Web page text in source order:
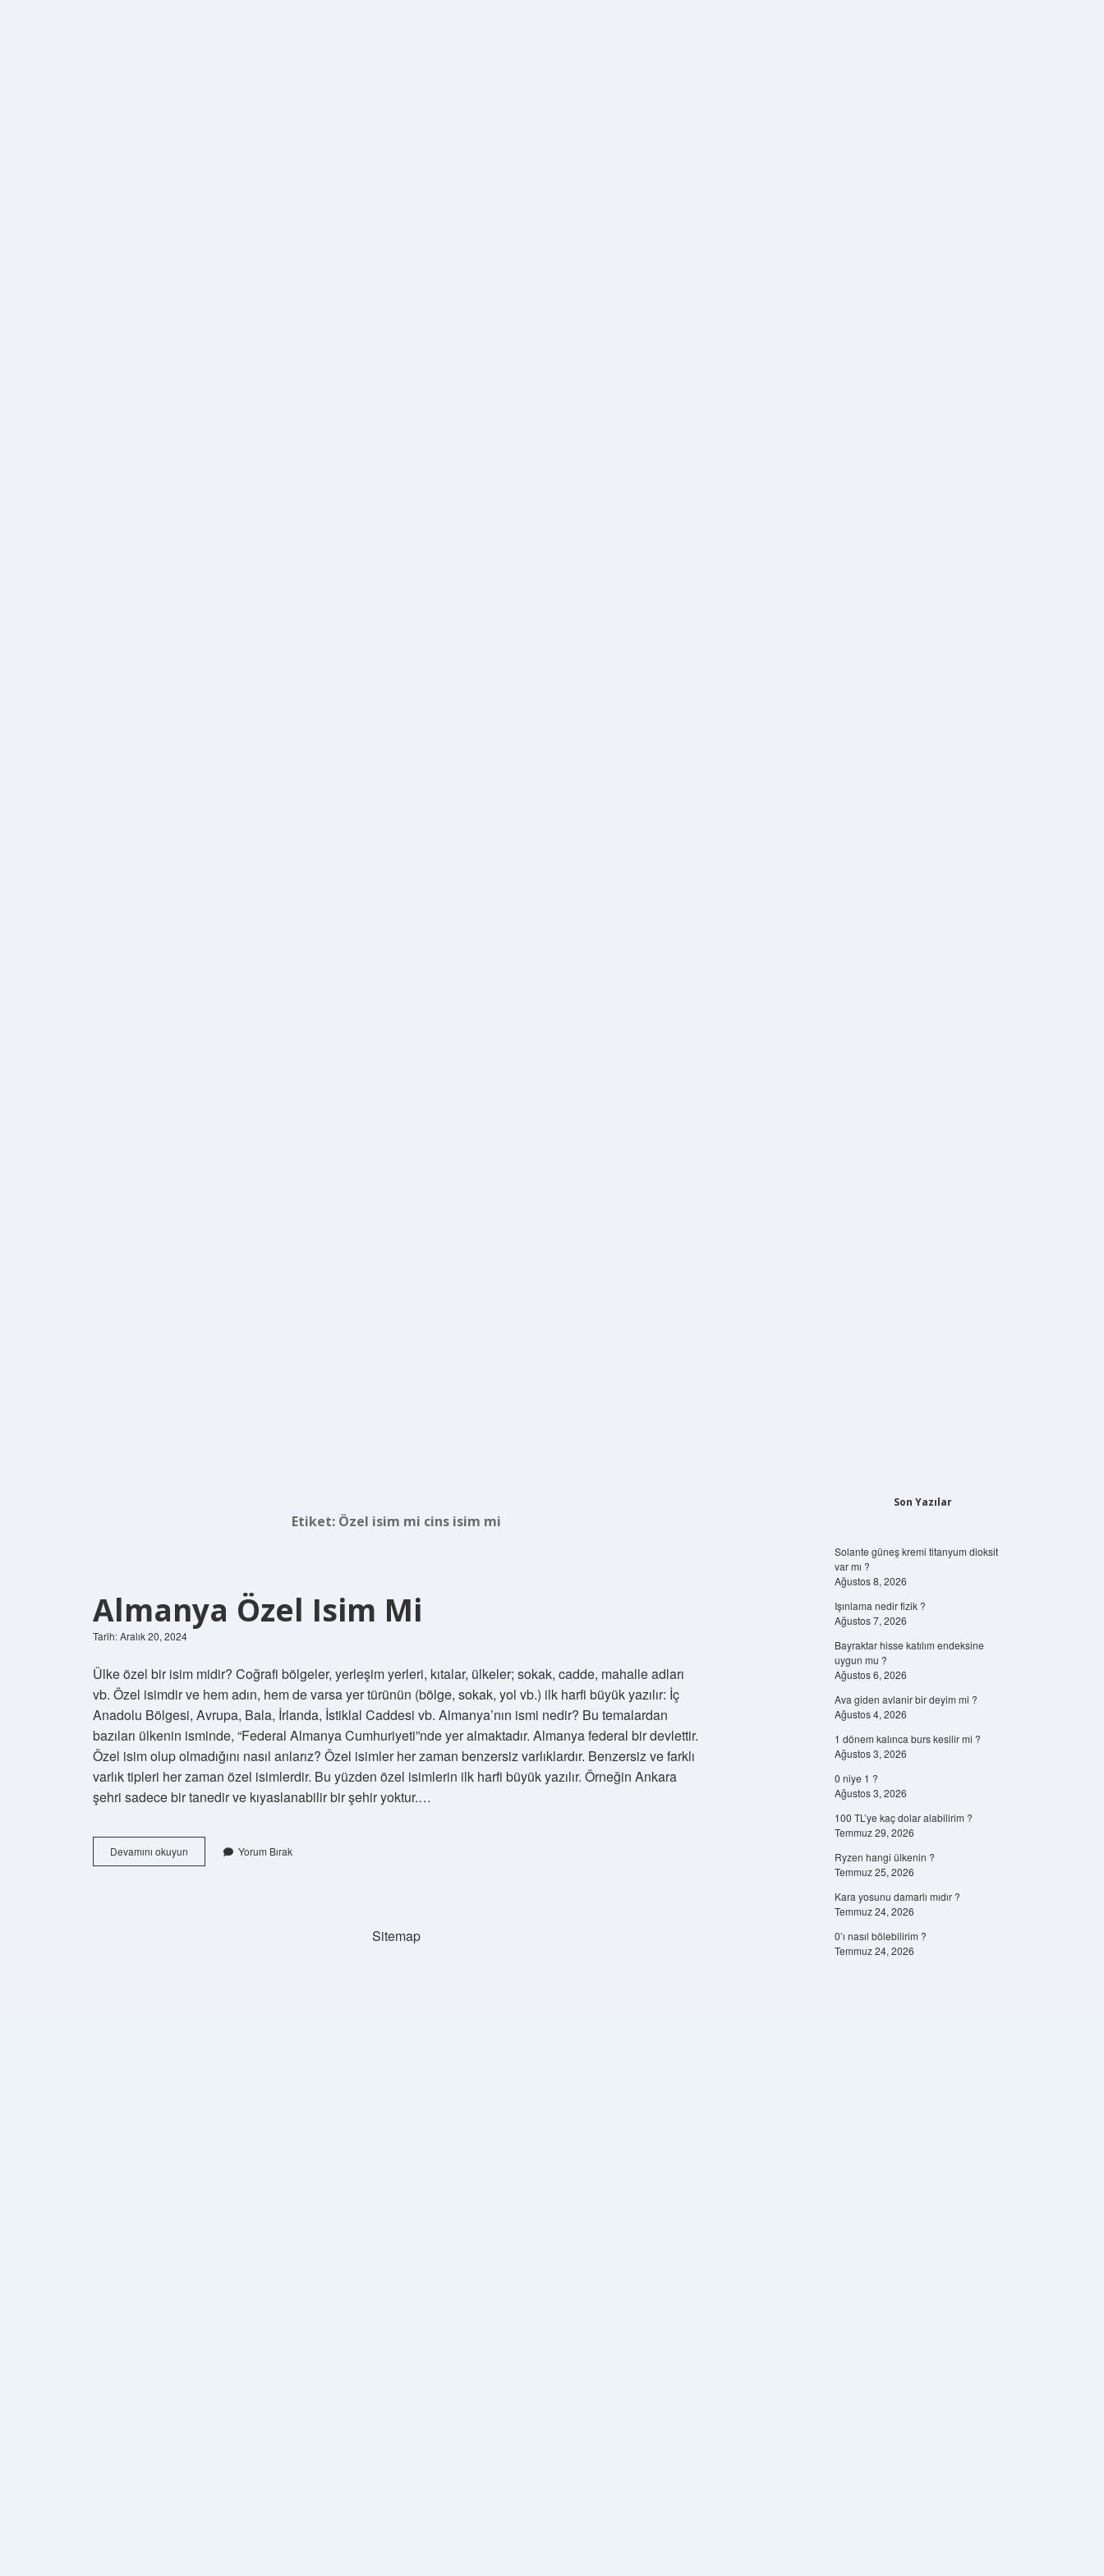
Etiket: Özel isim mi cins isim mi
Almanya Özel Isim Mi
Tarih: Aralık 20, 2024
Ülke özel bir isim midir? Coğrafi bölgeler, yerleşim yerleri, kıtalar, ülkeler; sokak, cadde, mahalle adları
vb. Özel isimdir ve hem adın, hem de varsa yer türünün (bölge, sokak, yol vb.) ilk harfi büyük yazılır: İç
Anadolu Bölgesi, Avrupa, Bala, İrlanda, İstiklal Caddesi vb. Almanya’nın ismi nedir? Bu temalardan
bazıları ülkenin isminde, “Federal Almanya Cumhuriyeti”nde yer almaktadır. Almanya federal bir devlettir.
Özel isim olup olmadığını nasıl anlarız? Özel isimler her zaman benzersiz varlıklardır. Benzersiz ve farklı
varlık tipleri her zaman özel isimlerdir. Bu yüzden özel isimlerin ilk harfi büyük yazılır. Örneğin Ankara
şehri sadece bir tanedir ve kıyaslanabilir bir şehir yoktur.…
Devamını okuyun Almanya
Özel
Yorum Bırak
Sitemap
Son Yazılar
Solante güneş kremi titanyum dioksit
var mı ?
Ağustos 8, 2026
Işınlama nedir fizik ?
Ağustos 7, 2026
Bayraktar hisse katılım endeksine
uygun mu ?
Ağustos 6, 2026
Ava giden avlanir bir deyim mi ?
Ağustos 4, 2026
1 dönem kalınca burs kesilir mi ?
Ağustos 3, 2026
0 niye 1 ?
Ağustos 3, 2026
100 TL’ye kaç dolar alabilirim ?
Temmuz 29, 2026
Ryzen hangi ülkenin ?
Temmuz 25, 2026
Kara yosunu damarlı mıdır ?
Temmuz 24, 2026
0’ı nasıl bölebilirim ?
Temmuz 24, 2026